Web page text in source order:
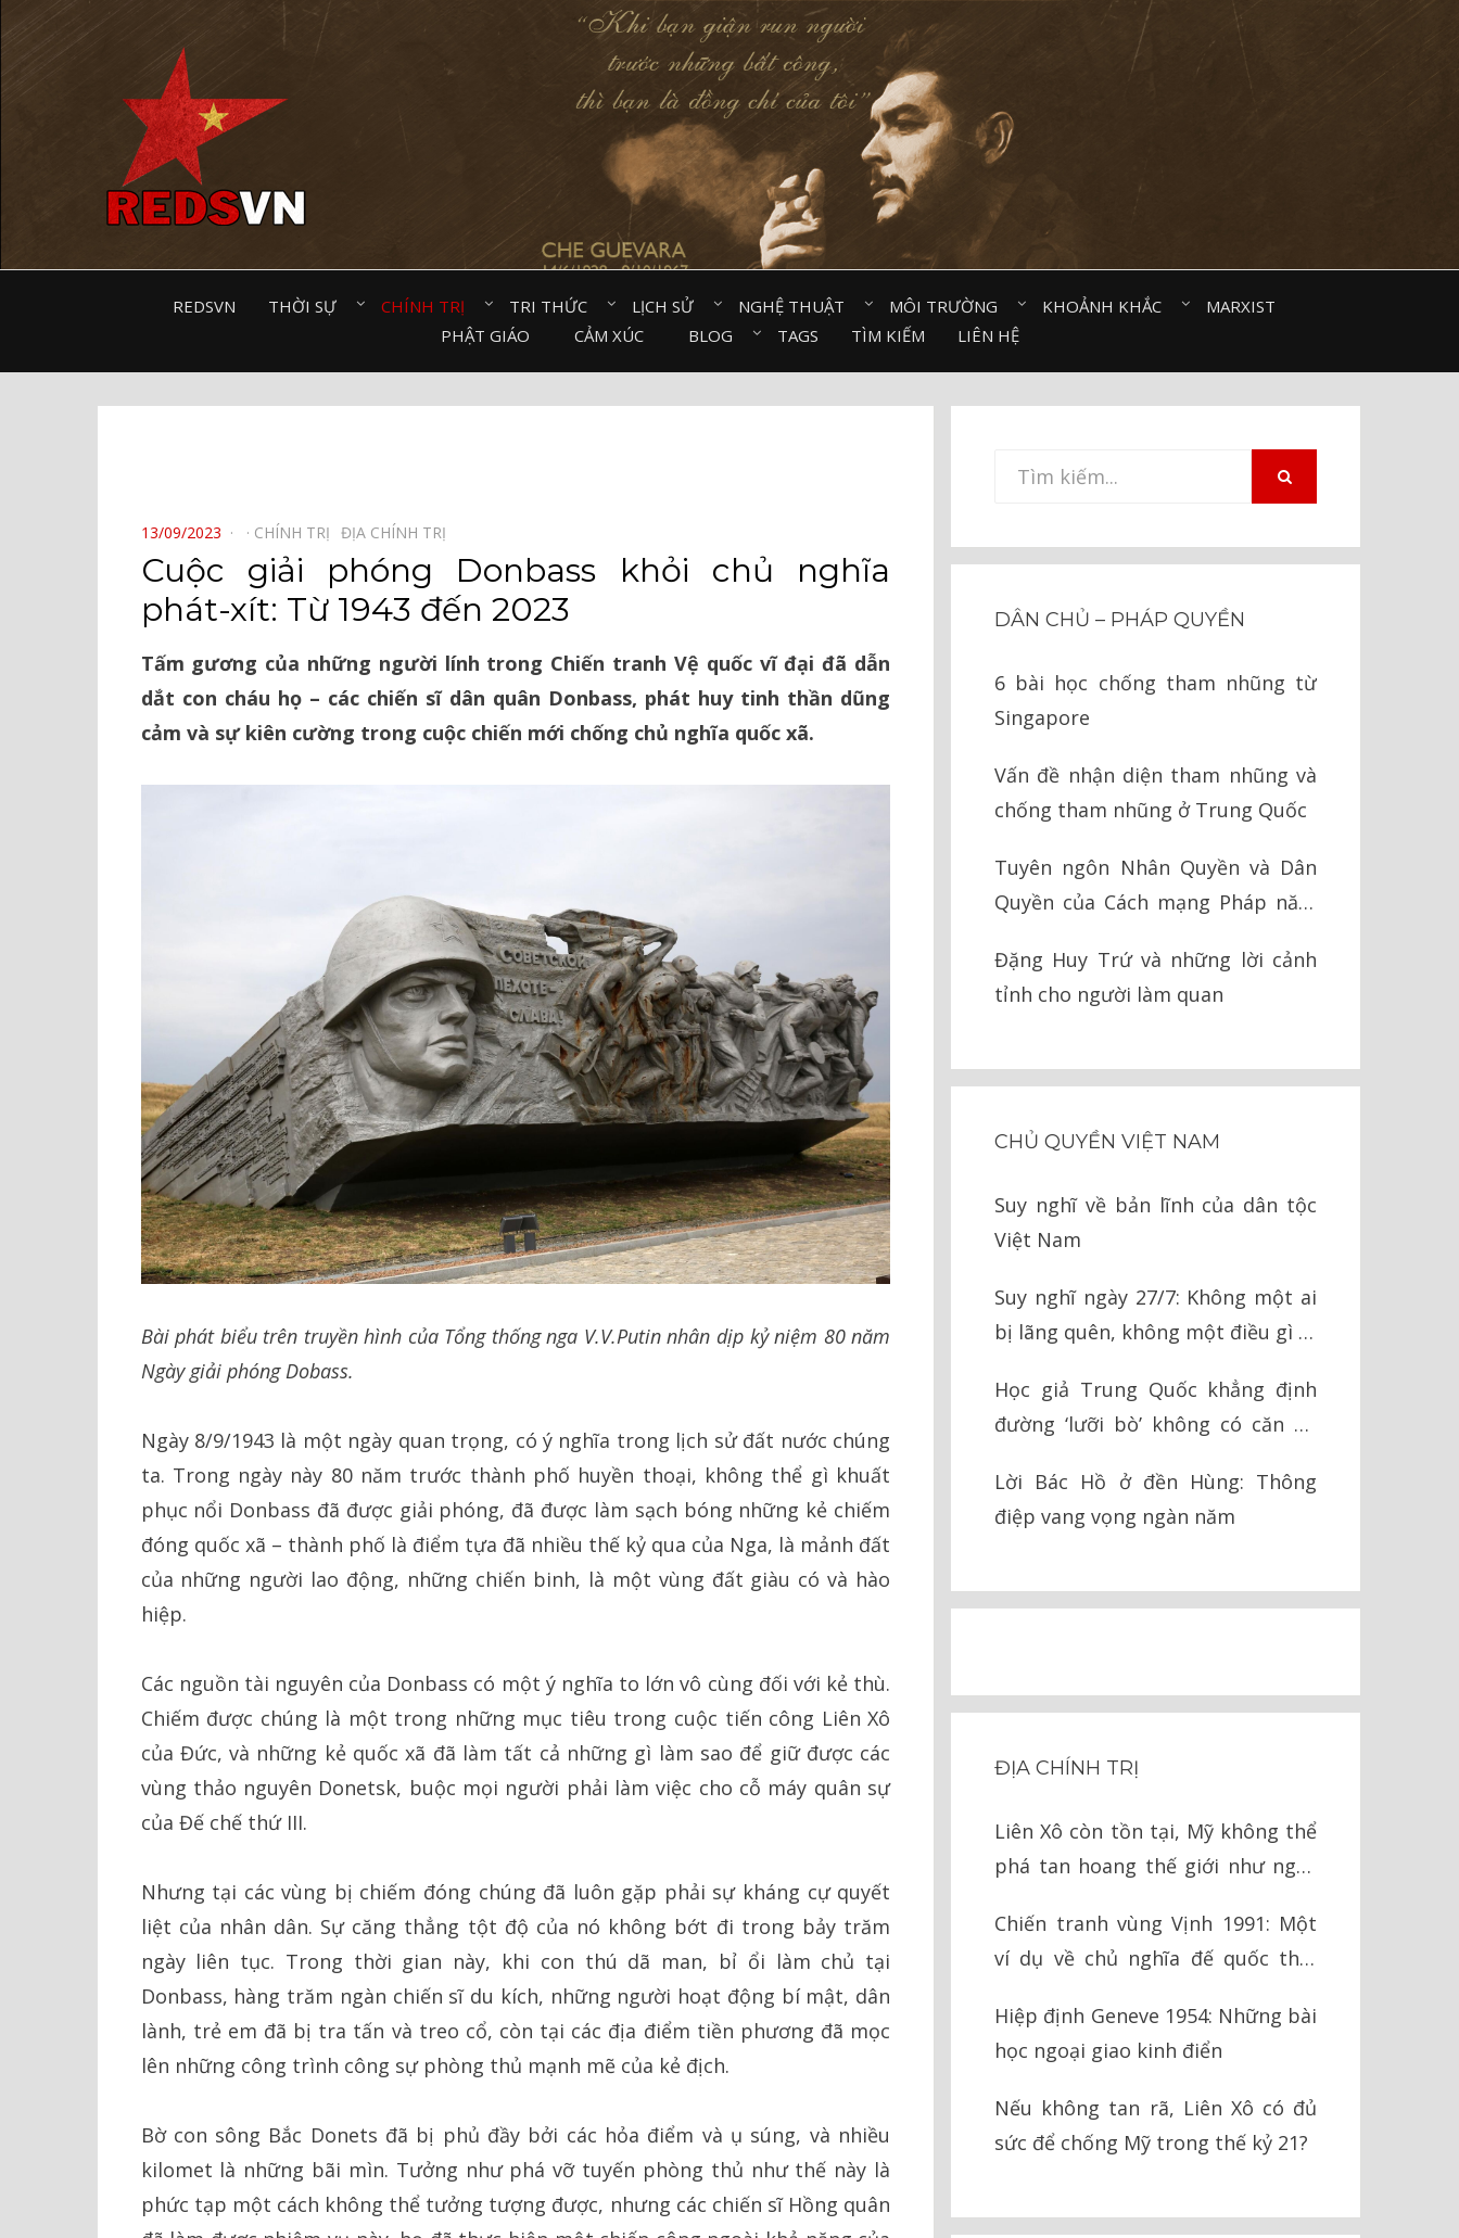
REDSVN THỜI SỰ⠀ CHÍNH TRỊ⠀ TRI THỨC⠀ LỊCH SỬ⠀ NGHỆ THUẬT⠀ MÔI TRƯỜNG⠀ KHOẢNH KHẮC⠀
MARXIST⠀
PHẬT GIÁO⠀
CẢM XÚC⠀ BLOG⠀ TAGS TÌM KIẾM LIÊN HỆ
POSTED
ON
13/09/2023 CHÍNH TRỊ⠀ ĐỊA CHÍNH TRỊ⠀
Cuộc giải phóng Donbass khỏi chủ nghĩa
phát-xít: Từ 1943 đến 2023
Tấm gương của những người lính trong Chiến tranh Vệ quốc vĩ đại đã dẫn
dắt con cháu họ – các chiến sĩ dân quân Donbass, phát huy tinh thần dũng
cảm và sự kiên cường trong cuộc chiến mới chống chủ nghĩa quốc xã.
Bài phát biểu trên truyền hình của Tổng thống nga V.V.Putin nhân dịp kỷ niệm 80 năm
Ngày giải phóng Dobass.
Ngày 8/9/1943 là một ngày quan trọng, có ý nghĩa trong lịch sử đất nước chúng
ta. Trong ngày này 80 năm trước thành phố huyền thoại, không thể gì khuất
phục nổi Donbass đã được giải phóng, đã được làm sạch bóng những kẻ chiếm
đóng quốc xã – thành phố là điểm tựa đã nhiều thế kỷ qua của Nga, là mảnh đất
của những người lao động, những chiến binh, là một vùng đất giàu có và hào
hiệp.
Các nguồn tài nguyên của Donbass có một ý nghĩa to lớn vô cùng đối với kẻ thù.
Chiếm được chúng là một trong những mục tiêu trong cuộc tiến công Liên Xô
của Đức, và những kẻ quốc xã đã làm tất cả những gì làm sao để giữ được các
vùng thảo nguyên Donetsk, buộc mọi người phải làm việc cho cỗ máy quân sự
của Đế chế thứ III.
Nhưng tại các vùng bị chiếm đóng chúng đã luôn gặp phải sự kháng cự quyết
liệt của nhân dân. Sự căng thẳng tột độ của nó không bớt đi trong bảy trăm
ngày liên tục. Trong thời gian này, khi con thú dã man, bỉ ổi làm chủ tại
Donbass, hàng trăm ngàn chiến sĩ du kích, những người hoạt động bí mật, dân
lành, trẻ em đã bị tra tấn và treo cổ, còn tại các địa điểm tiền phương đã mọc
lên những công trình công sự phòng thủ mạnh mẽ của kẻ địch.
Bờ con sông Bắc Donets đã bị phủ đầy bởi các hỏa điểm và ụ súng, và nhiều
kilomet là những bãi mìn. Tưởng như phá vỡ tuyến phòng thủ như thế này là
phức tạp một cách không thể tưởng tượng được, nhưng các chiến sĩ Hồng quân
Tìm
DÂN CHỦ – PHÁP QUYỀN
6 bài học chống tham nhũng từ
Singapore
Vấn đề nhận diện tham nhũng và
chống tham nhũng ở Trung Quốc
Tuyên ngôn Nhân Quyền và Dân
Quyền của Cách mạng Pháp năm
Đặng Huy Trứ và những lời cảnh
tỉnh cho người làm quan
CHỦ QUYỀN VIỆT NAM
Suy nghĩ về bản lĩnh của dân tộc
Việt Nam
Suy nghĩ ngày 27/7: Không một ai
bị lãng quên, không một điều gì bị
Học giả Trung Quốc khẳng định
đường ‘lưỡi bò’ không có căn cứ
Lời Bác Hồ ở đền Hùng: Thông
điệp vang vọng ngàn năm
ĐỊA CHÍNH TRỊ
Liên Xô còn tồn tại, Mỹ không thể
phá tan hoang thế giới như ngày
Chiến tranh vùng Vịnh 1991: Một
ví dụ về chủ nghĩa đế quốc thời
Hiệp định Geneve 1954: Những bài
học ngoại giao kinh điển
Nếu không tan rã, Liên Xô có đủ
sức để chống Mỹ trong thế kỷ 21?